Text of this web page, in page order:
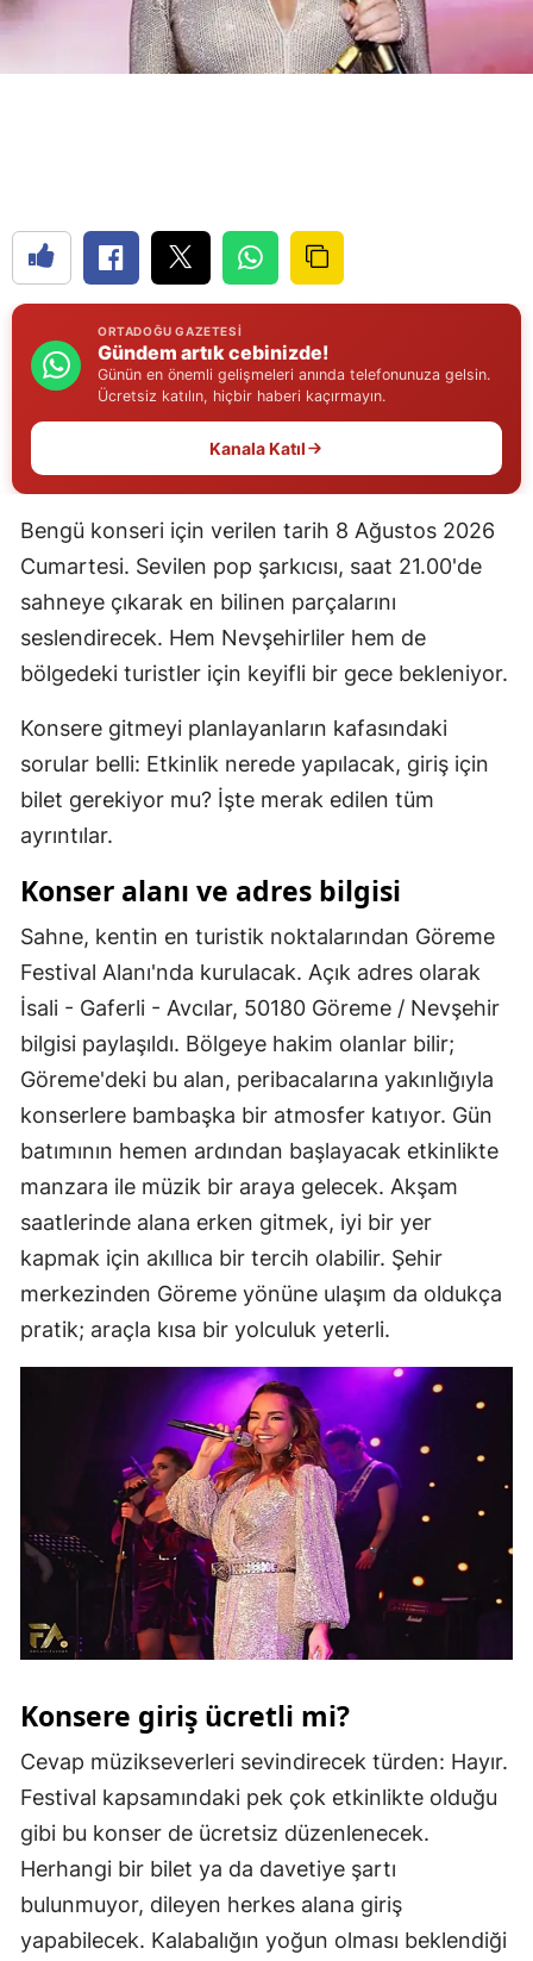
Yozgat
Karaman
Kırıkkale
Şırnak
Ardahan
Iğdır
Yalova
Karabük
Kilis
Osmaniye
Düzce
ORTADOĞU GAZETESI
Gündem artık cebinizde!
Günün en önemli gelişmeleri anında telefonunuza gelsin.
Ücretsiz katılın, hiçbir haberi kaçırmayın.
Kanala Katıl
Bengü konseri için verilen tarih 8 Ağustos 2026
Cumartesi. Sevilen pop şarkıcısı, saat 21.00'de
sahneye çıkarak en bilinen parçalarını
seslendirecek. Hem Nevşehirliler hem de
bölgedeki turistler için keyifli bir gece bekleniyor.
Konsere gitmeyi planlayanların kafasındaki
sorular belli: Etkinlik nerede yapılacak, giriş için
bilet gerekiyor mu? İşte merak edilen tüm
ayrıntılar.
Konser alanı ve adres bilgisi
Sahne, kentin en turistik noktalarından Göreme
Festival Alanı'nda kurulacak. Açık adres olarak
İsali - Gaferli - Avcılar, 50180 Göreme / Nevşehir
bilgisi paylaşıldı. Bölgeye hakim olanlar bilir;
Göreme'deki bu alan, peribacalarına yakınlığıyla
konserlere bambaşka bir atmosfer katıyor. Gün
batımının hemen ardından başlayacak etkinlikte
manzara ile müzik bir araya gelecek. Akşam
saatlerinde alana erken gitmek, iyi bir yer
kapmak için akıllıca bir tercih olabilir. Şehir
merkezinden Göreme yönüne ulaşım da oldukça
pratik; araçla kısa bir yolculuk yeterli.
Konsere giriş ücretli mi?
Cevap müzikseverleri sevindirecek türden: Hayır.
Festival kapsamındaki pek çok etkinlikte olduğu
gibi bu konser de ücretsiz düzenlenecek.
Herhangi bir bilet ya da davetiye şartı
bulunmuyor, dileyen herkes alana giriş
yapabilecek. Kalabalığın yoğun olması beklendiği